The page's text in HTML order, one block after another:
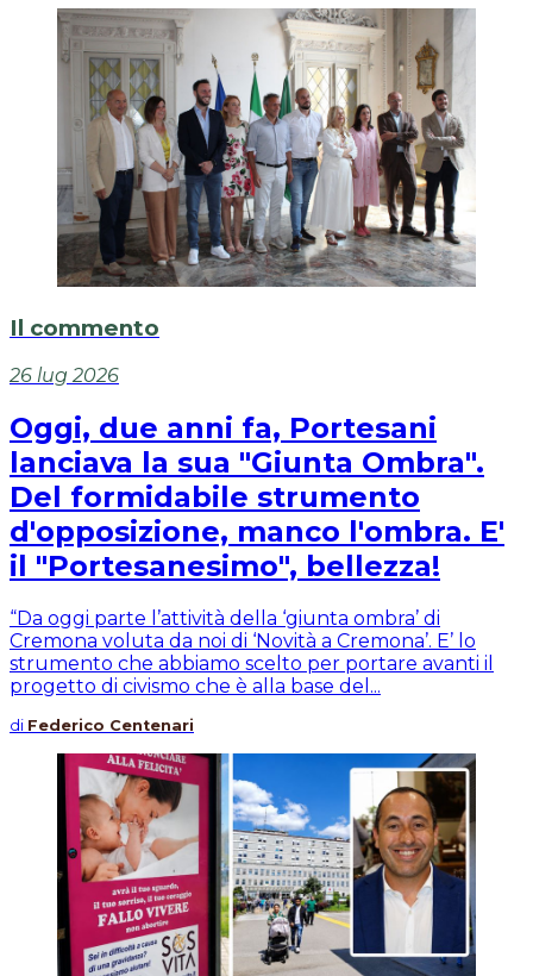
Il commento
26 lug 2026
Oggi, due anni fa, Portesani
lanciava la sua "Giunta Ombra".
Del formidabile strumento
d'opposizione, manco l'ombra. E'
il "Portesanesimo", bellezza!
“Da oggi parte l’attività della ‘giunta ombra’ di
Cremona voluta da noi di ‘Novità a Cremona’. E’ lo
strumento che abbiamo scelto per portare avanti il
progetto di civismo che è alla base del...
di Federico Centenari